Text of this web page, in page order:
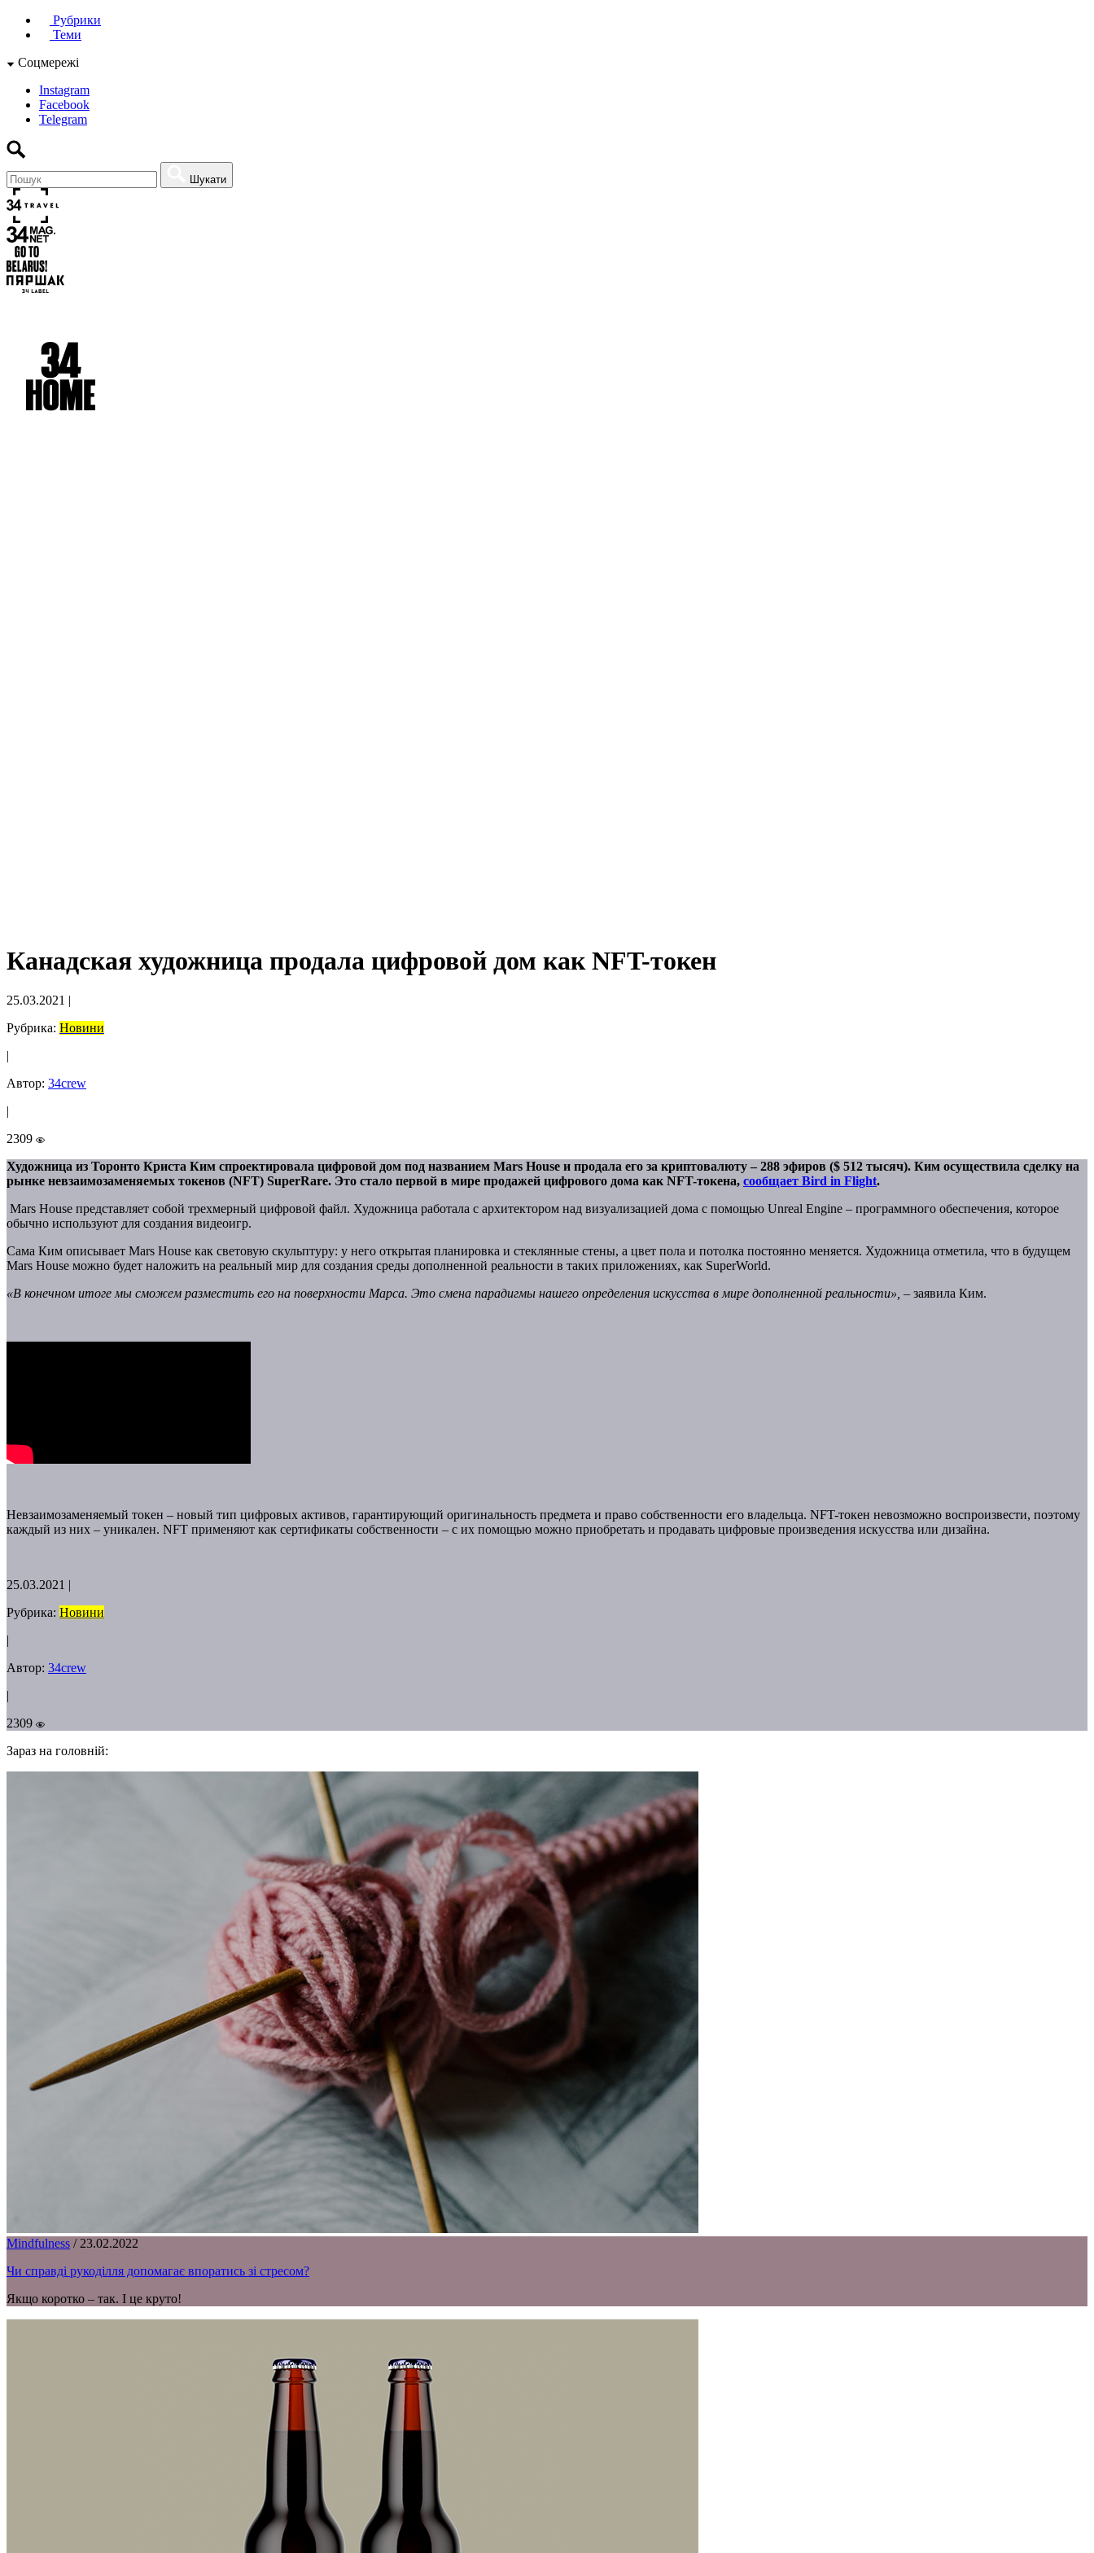
Рубрики
Теми
Соцмережі
Instagram
Facebook
Telegram
Шукати
Канадская художница продала цифровой дом как NFT-токен
25.03.2021 |
Рубрика: Новини
|
Автор: 34crew
|
2309
Художница из Торонто Криста Ким спроектировала цифровой дом под названием Mars House и продала его за криптовалюту – 288 эфиров ($ 512 тысяч). Ким осуществила сделку на
рынке невзаимозаменяемых токенов (NFT) SuperRare. Это стало первой в мире продажей цифрового дома как NFT-токена, сообщает Bird in Flight.
Mars House представляет собой трехмерный цифровой файл. Художница работала с архитектором над визуализацией дома с помощью Unreal Engine – программного обеспечения, которое
обычно используют для создания видеоигр.
Сама Ким описывает Mars House как световую скульптуру: у него открытая планировка и стеклянные стены, а цвет пола и потолка постоянно меняется. Художница отметила, что в будущем
Mars House можно будет наложить на реальный мир для создания среды дополненной реальности в таких приложениях, как SuperWorld.
«В конечном итоге мы сможем разместить его на поверхности Марса. Это смена парадигмы нашего определения искусства в мире дополненной реальности», – заявила Ким.
Невзаимозаменяемый токен – новый тип цифровых активов, гарантирующий оригинальность предмета и право собственности его владельца. NFT-токен невозможно воспроизвести, поэтому
каждый из них – уникален. NFT применяют как сертификаты собственности – с их помощью можно приобретать и продавать цифровые произведения искусства или дизайна.
25.03.2021 |
Рубрика: Новини
|
Автор: 34crew
|
2309
Зараз на головній:
Mindfulness / 23.02.2022
Чи справді рукоділля допомагає впоратись зі стресом?
Якщо коротко – так. І це круто!